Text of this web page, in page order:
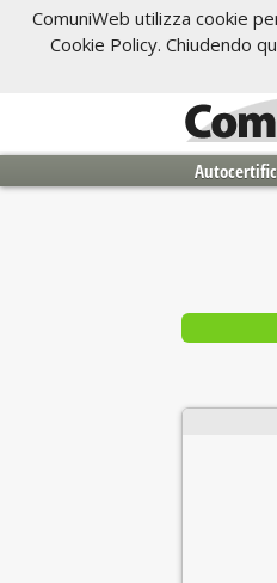
ComuniWeb utilizza cookie
Cookie Policy. Chiudendo